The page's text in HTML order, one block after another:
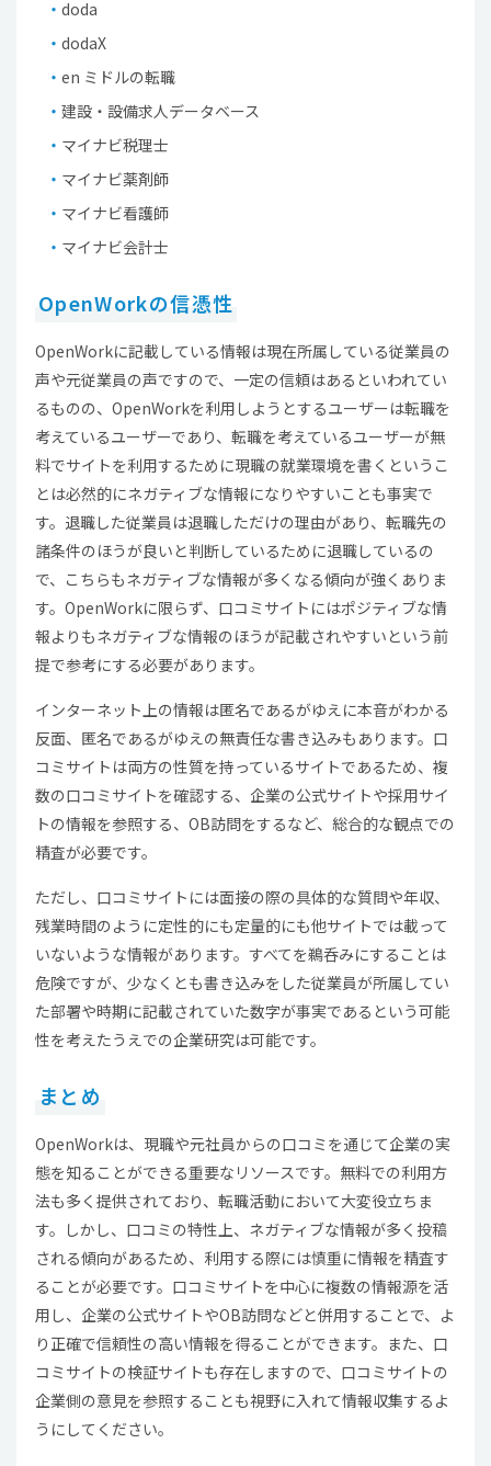
doda
dodaX
en ミドルの転職
建設・設備求人データベース
マイナビ税理士
マイナビ薬剤師
マイナビ看護師
マイナビ会計士
OpenWorkの信憑性
OpenWorkに記載している情報は現在所属している従業員の
声や元従業員の声ですので、一定の信頼はあるといわれてい
るものの、OpenWorkを利用しようとするユーザーは転職を
考えているユーザーであり、転職を考えているユーザーが無
料でサイトを利用するために現職の就業環境を書くというこ
とは必然的にネガティブな情報になりやすいことも事実で
す。退職した従業員は退職しただけの理由があり、転職先の
諸条件のほうが良いと判断しているために退職しているの
で、こちらもネガティブな情報が多くなる傾向が強くありま
す。OpenWorkに限らず、口コミサイトにはポジティブな情
報よりもネガティブな情報のほうが記載されやすいという前
提で参考にする必要があります。
インターネット上の情報は匿名であるがゆえに本音がわかる
反面、匿名であるがゆえの無責任な書き込みもあります。口
コミサイトは両方の性質を持っているサイトであるため、複
数の口コミサイトを確認する、企業の公式サイトや採用サイ
トの情報を参照する、OB訪問をするなど、総合的な観点での
精査が必要です。
ただし、口コミサイトには面接の際の具体的な質問や年収、
残業時間のように定性的にも定量的にも他サイトでは載って
いないような情報があります。すべてを鵜呑みにすることは
危険ですが、少なくとも書き込みをした従業員が所属してい
た部署や時期に記載されていた数字が事実であるという可能
性を考えたうえでの企業研究は可能です。
まとめ
OpenWorkは、現職や元社員からの口コミを通じて企業の実
態を知ることができる重要なリソースです。無料での利用方
法も多く提供されており、転職活動において大変役立ちま
す。しかし、口コミの特性上、ネガティブな情報が多く投稿
される傾向があるため、利用する際には慎重に情報を精査す
ることが必要です。口コミサイトを中心に複数の情報源を活
用し、企業の公式サイトやOB訪問などと併用することで、よ
り正確で信頼性の高い情報を得ることができます。また、口
コミサイトの検証サイトも存在しますので、口コミサイトの
企業側の意見を参照することも視野に入れて情報収集するよ
うにしてください。